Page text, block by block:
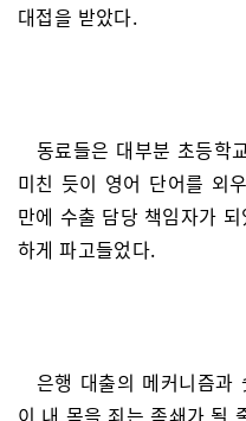
대접을 받았다.
동료들은 대부분 초등학
미친 듯이 영어 단어를 외
만에 수출 담당 책임자가
하게 파고들었다.
은행 대출의 메커니즘과
이 내 목을 죄는 족쇄가 될